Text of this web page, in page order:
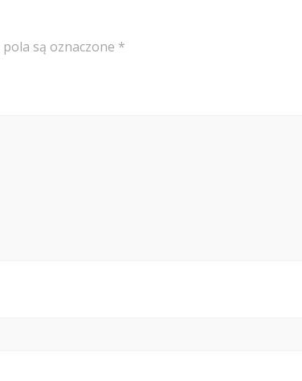
są oznaczone *